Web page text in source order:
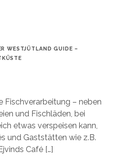
WESTJÜTLAND GUIDE –
Fischverarbeitung – neben
und Fischläden, bei
etwas verspeisen kann,
und Gaststätten wie z.B.
Café […]